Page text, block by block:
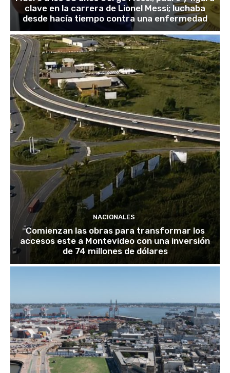
clave en la carrera de Lionel Messi; luchaba
desde hacía tiempo contra una enfermedad
NACIONALES
Comienzan las obras para transformar los
accesos este a Montevideo con una inversión
de 74 millones de dólares